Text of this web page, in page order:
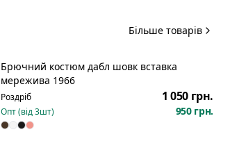
Більше товарів
Брючний костюм дабл шовк вставка
мережива 1966
Роздріб 1 050 грн.
Опт (від3шт) 950 грн.